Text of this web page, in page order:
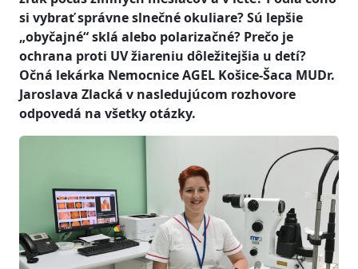
si vybrať správne slnečné okuliare? Sú lepšie
„obyčajné“ sklá alebo polarizačné? Prečo je
ochrana proti UV žiareniu dôležitejšia u detí?
Očná lekárka Nemocnice AGEL Košice-Šaca MUDr.
Jaroslava Zlacká v nasledujúcom rozhovore
odpovedá na všetky otázky.